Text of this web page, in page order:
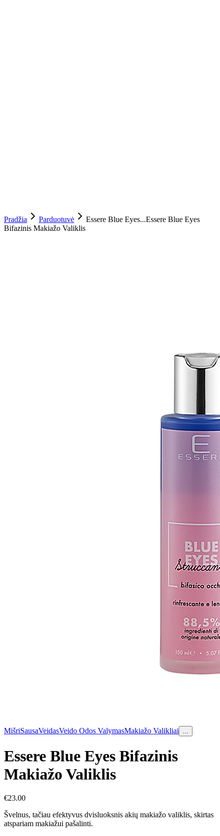
Pradžia Parduotuvė Essere Blue Eyes...Essere Blue Eyes
Bifazinis Makiažo Valiklis
MišriSausaVeidasVeido Odos ValymasMakiažo Valikliai ...
Essere Blue Eyes Bifazinis
Makiažo Valiklis
€23.00
Švelnus, tačiau efektyvus dvisluoksnis akių makiažo valiklis, skirtas
atspariam makiažui pašalinti.